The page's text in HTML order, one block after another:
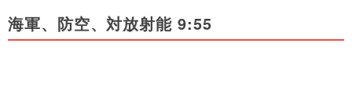
海軍、防空、対放射能 9:55